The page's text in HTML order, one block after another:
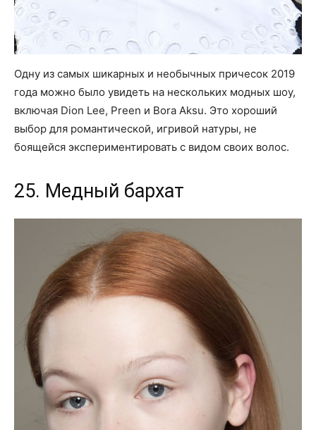
Одну из самых шикарных и необычных причесок 2019
года можно было увидеть на нескольких модных шоу,
включая Dion Lee, Preen и Bora Aksu. Это хороший
выбор для романтической, игривой натуры, не
боящейся экспериментировать с видом своих волос.
25. Медный бархат